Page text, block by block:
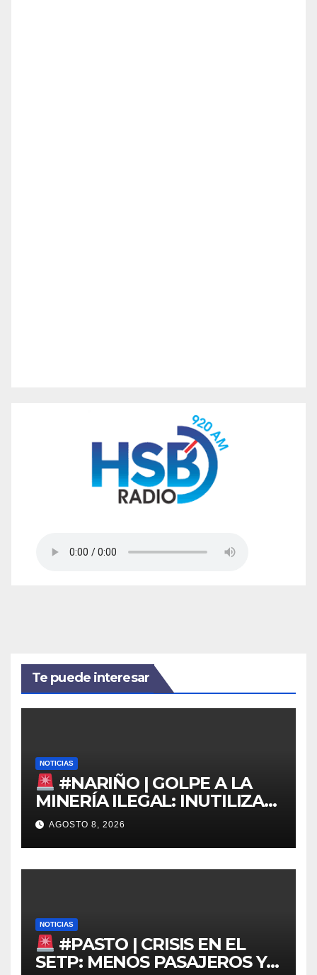
Te puede interesar
NOTICIAS
#NARIÑO | GOLPE A LA
MINERÍA ILEGAL: INUTILIZAN
DRAGA EN EL PACÍFICO
AGOSTO 8, 2026
NOTICIAS
#PASTO | CRISIS EN EL
SETP: MENOS PASAJEROS Y